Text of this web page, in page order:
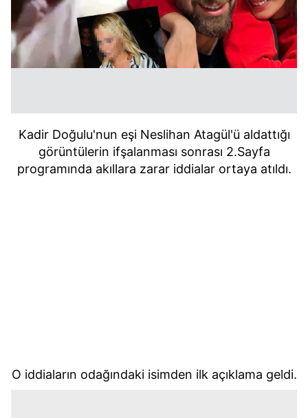
Kadir Doğulu'nun eşi Neslihan Atagül'ü aldattığı
görüntülerin ifşalanması sonrası 2.Sayfa
programında akıllara zarar iddialar ortaya atıldı.
O iddiaların odağındaki isimden ilk açıklama geldi.